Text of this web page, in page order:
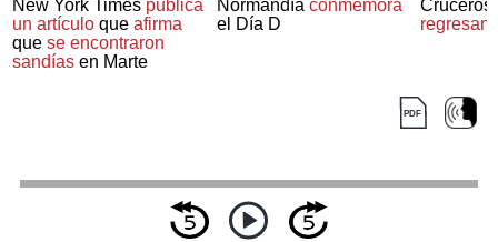
New York Times publica
un artículo queafirma
quese encontraron
sandías en Marte
Normandía conmemora
el Día D
Cruceros
regresan